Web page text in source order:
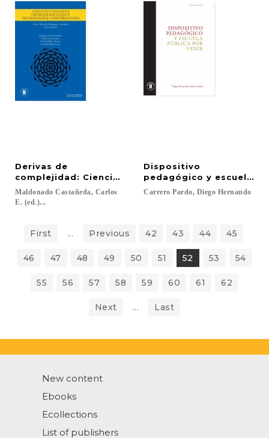
Derivas de
complejidad: Ciencias sociales, y tecnologías
Maldonado Castañeda, Carlos
E. (ed.)...
Dispositivo
pedagógico y escuela
Carrero Pardo, Diego Hernando
First ... Previous 42 43 44 45
46 47 48 49 50 51 52 53 54
55 56 57 58 59 60 61 62
Next ... Last
New content
Ebooks
Ecollections
List of publishers